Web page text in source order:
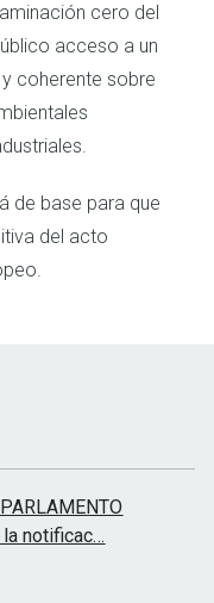
cero del
acceso a un
coherente sobre
de base para que
del acto
la notificac…